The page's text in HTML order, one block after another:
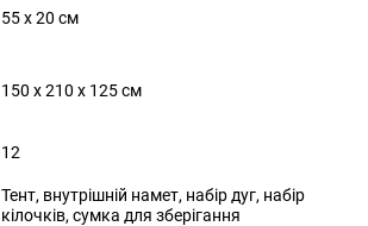
55 х 20 см
150 х 210 х 125 см
12
Тент, внутрішній намет, набір дуг, набір
кілочків, сумка для зберігання